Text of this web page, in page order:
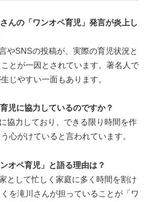
んの「ワンオペ育児」発言が炎上し
やSNSの投稿が、実際の育児状況と
とが一因とされています。著名人で
じやすい一面もあります。
児に協力しているのですか？
協力しており、できる限り時間を作
心がけていると言われています。
オペ育児」と語る理由は？
として忙しく家庭に多く時間を割け
を滝川さんが担っていることが「ワ